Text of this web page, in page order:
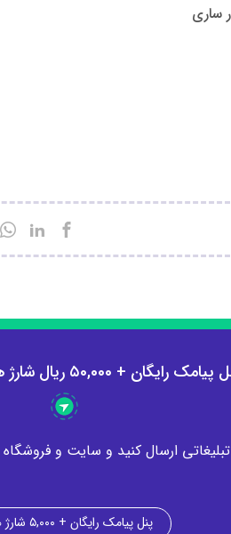
رایگان + ۵0,000 ریال شارژ هدیه ارسال پیامک
ارسال کنید و سایت و
پنل پیامک رایگان + ۵,۰۰۰ شارژ هدیه